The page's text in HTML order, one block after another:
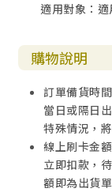
適用對象：適
購物說明
訂單備貨時
當日或隔日
特殊情況，
線上刷卡金
立即扣款，
額即為出貨